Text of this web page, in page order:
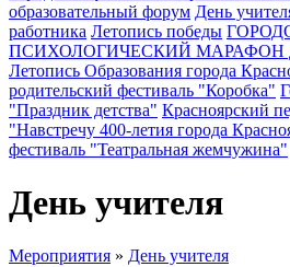
образовательный форум День
работника Летопись победы
ПСИХОЛОГИЧЕСКИЙ МАРАФОН
Летопись Образования города
родительский фестиваль "Коробка"
"Праздник детства" Красноярский
"Навстречу 400-летия города
фестиваль "Театральная жемчужина"
День учителя
Мероприятия » День учителя